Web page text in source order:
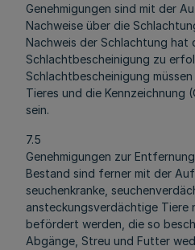
Genehmigungen sind mit der
Nachweise über die
Nachweis der Schlachtung hat
Schlachtbescheinigung zu
Schlachtbescheinigung
Tieres und die Kennzeichnung
sein.
7.5
Genehmigungen zur
Bestand sind ferner mit der
seuchenkranke,
ansteckungsverdächtige Tiere
befördert werden, die so
Abgänge, Streu und Futter